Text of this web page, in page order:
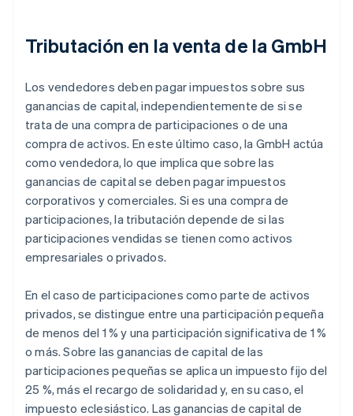
Tributación en la venta de la GmbH
Los vendedores deben pagar impuestos sobre sus
ganancias de capital, independientemente de si se
trata de una compra de participaciones o de una
compra de activos. En este último caso, la GmbH actúa
como vendedora, lo que implica que sobre las
ganancias de capital se deben pagar impuestos
corporativos y comerciales. Si es una compra de
participaciones, la tributación depende de si las
participaciones vendidas se tienen como activos
empresariales o privados.
En el caso de participaciones como parte de activos
privados, se distingue entre una participación pequeña
de menos del 1 % y una participación significativa de 1 %
o más. Sobre las ganancias de capital de las
participaciones pequeñas se aplica un impuesto fijo del
25 %, más el recargo de solidaridad y, en su caso, el
impuesto eclesiástico. Las ganancias de capital de